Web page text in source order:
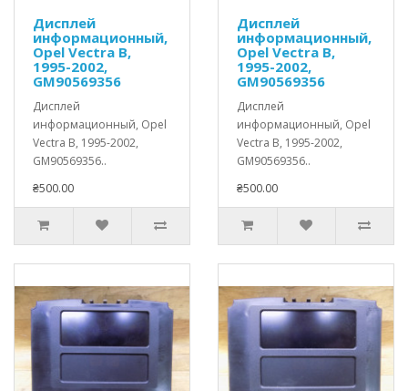
Дисплей
информационный,
Opel Vectra B,
1995-2002,
GM90569356
Дисплей
информационный, Opel
Vectra B, 1995-2002,
GM90569356..
₴500.00
Дисплей
информационный,
Opel Vectra B,
1995-2002,
GM90569356
Дисплей
информационный, Opel
Vectra B, 1995-2002,
GM90569356..
₴500.00